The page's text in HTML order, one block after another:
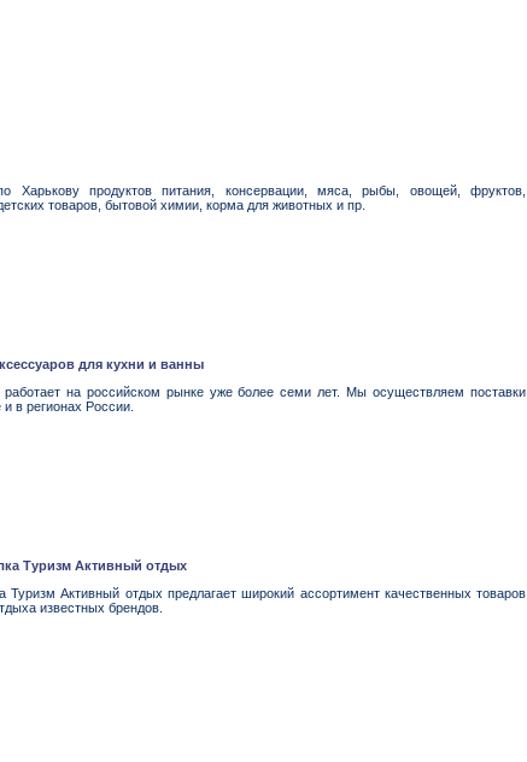
Харькову продуктов питания, консервации, мяса, рыбы, овощей, фруктов,
товаров, бытовой химии, корма для животных и пр.
для кухни и ванны
на российском рынке уже более семи лет. Мы осуществляем поставки
в регионах России.
Туризм Активный отдых
Туризм Активный отдых предлагает широкий ассортимент качественных товаров
известных брендов.